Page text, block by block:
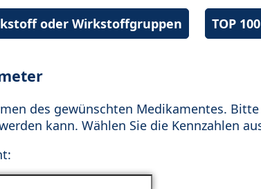
oder Wirkstoffgruppen TOP
des gewünschten Medikamentes.
kann. Wählen Sie die Kennzahlen